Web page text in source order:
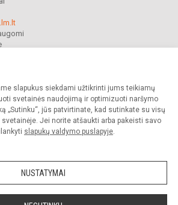
slapukus siekdami užtikrinti jums teikiamų
svetainės naudojimą ir optimizuoti naršymo
„Sutinku“, jūs patvirtinate, kad sutinkate su visų
Jei norite atšaukti arba pakeisti savo
slapukų valdymo puslapyje.
NUSTATYMAI
Didžiojo gimnazija. Visos teisės saugomos.
gimnazijos sutikimo griežtai draudžiama.
paraiška Slapukų valdymas